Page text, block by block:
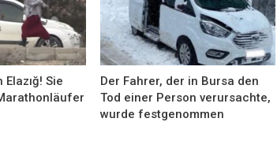
Sie
Der Fahrer, der in Bursa den
Tod einer Person verursachte,
wurde festgenommen